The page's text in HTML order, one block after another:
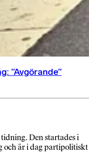
”Avgörande”
Den startades i
och är i dag partipolitiskt